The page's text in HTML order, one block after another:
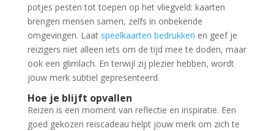
potjes pesten tot toepen op het vliegveld: kaarten
brengen mensen samen, zelfs in onbekende
omgevingen. Laat speelkaarten bedrukken en geef je
reizigers niet alleen iets om de tijd mee te doden, maar
ook een glimlach. En terwijl zij plezier hebben, wordt
jouw merk subtiel gepresenteerd.
Hoe je blijft opvallen
Reizen is een moment van reflectie en inspiratie. Een
goed gekozen reiscadeau helpt jouw merk om zich te